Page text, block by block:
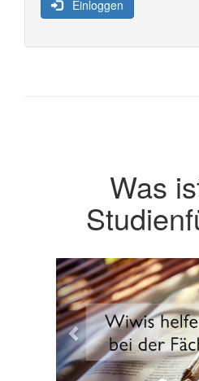
Einloggen
Was
Previous